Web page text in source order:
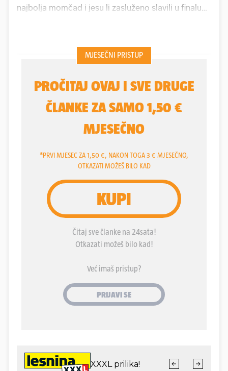
najbolja momčad i jesu li zasluženo slavili u finalu
pobijedili su u svih sedam utakmica te usput
porušili brojne rekorde. Na koncu konca predstavili
reprezentacije još godinama.